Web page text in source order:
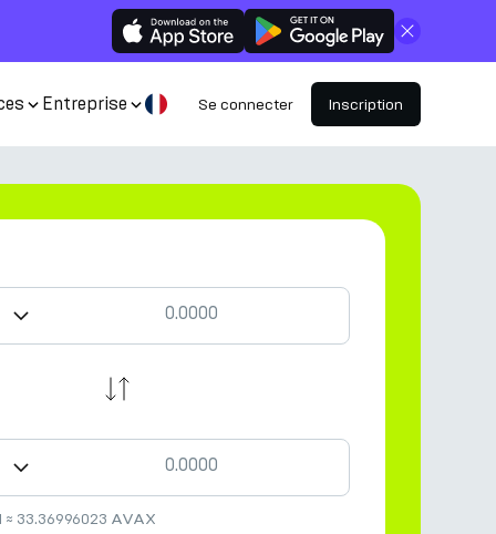
Fermer
Entreprise Se connecter Inscription
≈ 33.36996023 AVAX